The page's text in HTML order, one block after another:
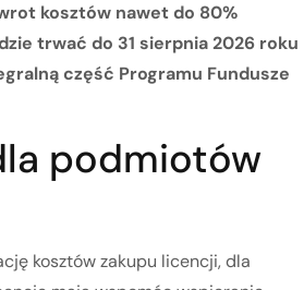
kosztów nawet do 80%
trwać do 31 sierpnia 2026 roku
część Programu Fundusze
podmiotów
kosztów zakupu licencji, dla